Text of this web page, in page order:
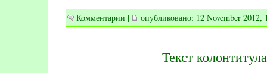
Комментарии | опубликовано: 12 November 2012,
Текст колонтитула